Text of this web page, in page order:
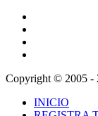
Copyright © 2005 -
INICIO